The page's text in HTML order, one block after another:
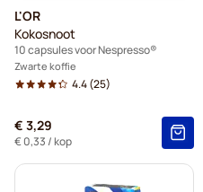
L'OR
Kokosnoot
10 capsules voor Nespresso®
Zwarte koffie
4.4(25)
€ 3,29
€ 0,33 / kop